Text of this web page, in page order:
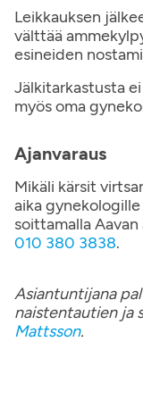
Leikkauksen
välttää
esineiden
Jälkitarkastusta
myös oma
Ajanvaraus
Mikäli kärsit
aika
soittamalla
010 380 3838.
Asiantuntijana
naistentautien ja
Mattsson.